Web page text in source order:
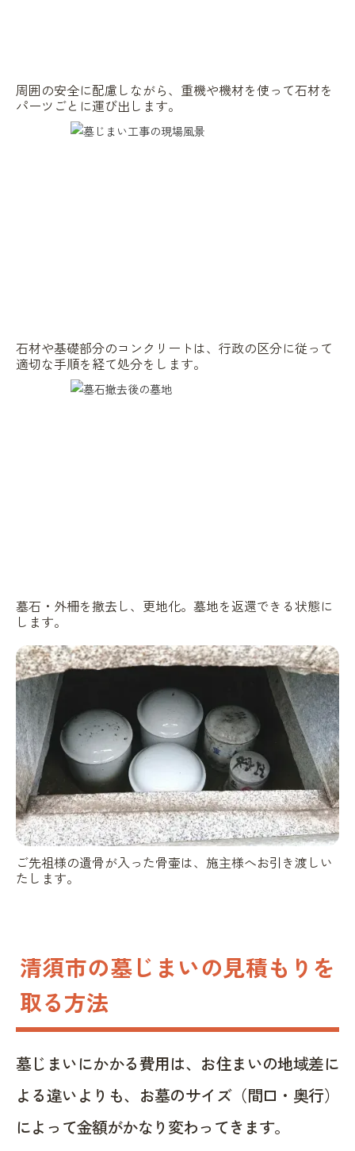
周囲の安全に配慮しながら、重機や機材を使って石材を
パーツごとに運び出します。
石材や基礎部分のコンクリートは、行政の区分に従って
適切な手順を経て処分をします。
墓石・外柵を撤去し、更地化。墓地を返還できる状態に
します。
ご先祖様の遺骨が入った骨壷は、施主様へお引き渡しい
たします。
清須市の墓じまいの見積もりを
取る方法
墓じまいにかかる費用は、お住まいの地域差に
よる違いよりも、お墓のサイズ（間口・奥行）
によって金額がかなり変わってきます。